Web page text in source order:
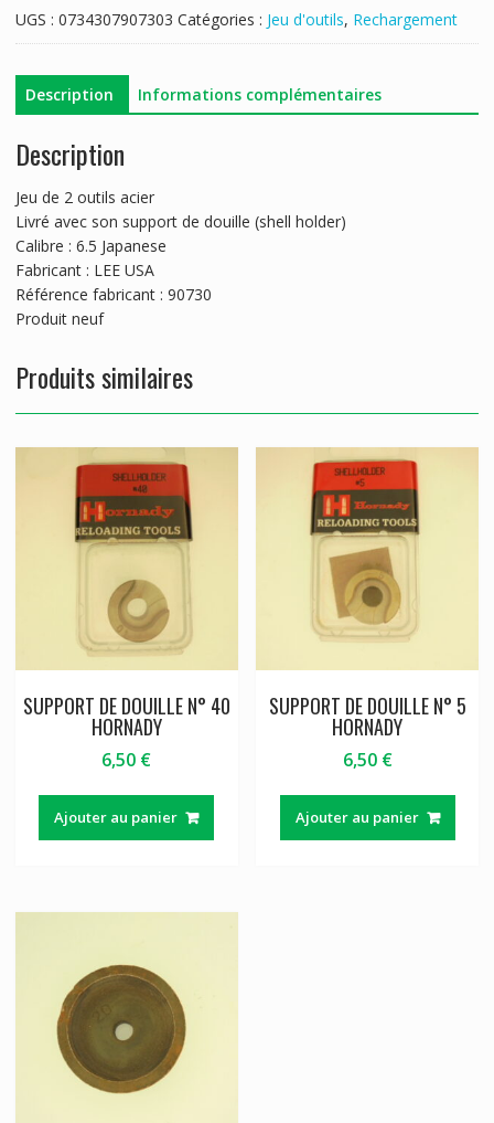
ACIER
CALIBRE
6.5
UGS : 0734307907303 Catégories : Jeu d'outils, Rechargement
Description Informations complémentaires
Description
Jeu de 2 outils acier
Livré avec son support de douille (shell holder)
Calibre : 6.5 Japanese
Fabricant : LEE USA
Référence fabricant : 90730
Produit neuf
Produits similaires
SUPPORT DE DOUILLE N° 40
HORNADY
6,50 €
Ajouter au panier
SUPPORT DE DOUILLE N° 5
HORNADY
6,50 €
Ajouter au panier